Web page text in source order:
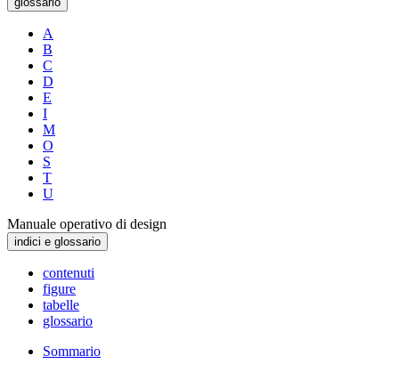
A
B
C
D
E
I
M
O
S
T
U
Manuale operativo di design
indici e glossario
contenuti
figure
tabelle
glossario
Sommario